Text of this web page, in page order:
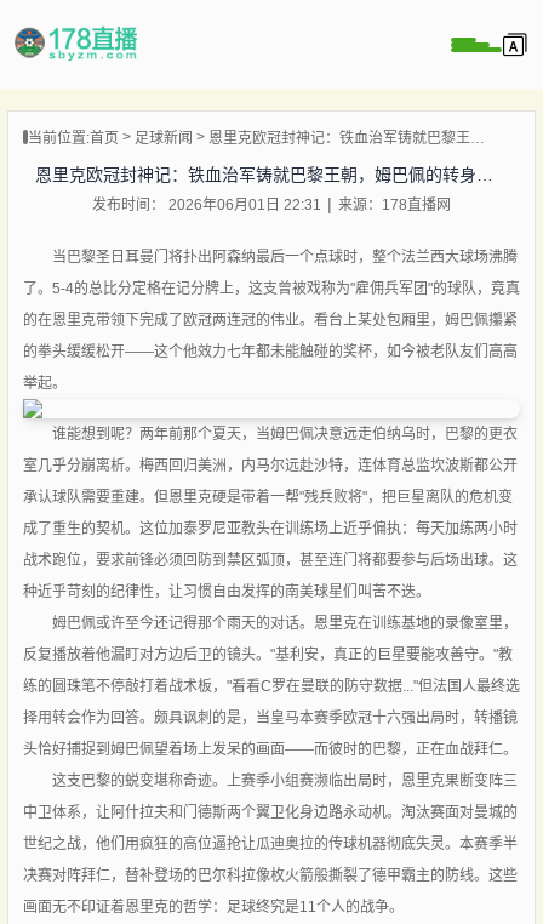
当前位置:首页 足球新闻 恩里克欧冠封神记：铁血治军铸就巴黎王朝，姆巴佩的转身留下无尽唏嘘
恩里克欧冠封神记：铁血治军铸就巴黎王朝，姆巴佩的转身留下无尽唏嘘
发布时间： 2026年06月01日 22:31 来源：178直播网
当巴黎圣日耳曼门将扑出阿森纳最后一个点球时，整个法兰西大球场沸腾
了。5-4的总比分定格在记分牌上，这支曾被戏称为"雇佣兵军团"的球队，竟真
的在恩里克带领下完成了欧冠两连冠的伟业。看台上某处包厢里，姆巴佩攥紧
的拳头缓缓松开——这个他效力七年都未能触碰的奖杯，如今被老队友们高高
举起。
谁能想到呢？两年前那个夏天，当姆巴佩决意远走伯纳乌时，巴黎的更衣
室几乎分崩离析。梅西回归美洲，内马尔远赴沙特，连体育总监坎波斯都公开
承认球队需要重建。但恩里克硬是带着一帮"残兵败将"，把巨星离队的危机变
成了重生的契机。这位加泰罗尼亚教头在训练场上近乎偏执：每天加练两小时
战术跑位，要求前锋必须回防到禁区弧顶，甚至连门将都要参与后场出球。这
种近乎苛刻的纪律性，让习惯自由发挥的南美球星们叫苦不迭。
姆巴佩或许至今还记得那个雨天的对话。恩里克在训练基地的录像室里，
反复播放着他漏盯对方边后卫的镜头。"基利安，真正的巨星要能攻善守。"教
练的圆珠笔不停敲打着战术板，"看看C罗在曼联的防守数据..."但法国人最终选
择用转会作为回答。颇具讽刺的是，当皇马本赛季欧冠十六强出局时，转播镜
头恰好捕捉到姆巴佩望着场上发呆的画面——而彼时的巴黎，正在血战拜仁。
这支巴黎的蜕变堪称奇迹。上赛季小组赛濒临出局时，恩里克果断变阵三
中卫体系，让阿什拉夫和门德斯两个翼卫化身边路永动机。淘汰赛面对曼城的
世纪之战，他们用疯狂的高位逼抢让瓜迪奥拉的传球机器彻底失灵。本赛季半
决赛对阵拜仁，替补登场的巴尔科拉像枚火箭般撕裂了德甲霸主的防线。这些
画面无不印证着恩里克的哲学：足球终究是11个人的战争。